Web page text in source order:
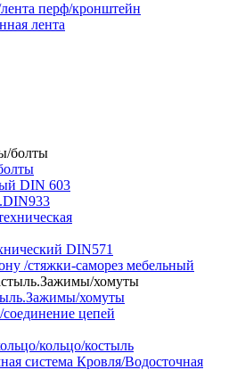
перф/кронштейн
лента
DIN 603
DIN571
/стяжки-саморез мебельный
хомуты
цепей
кольцо/костыль
Кровля/Водосточная